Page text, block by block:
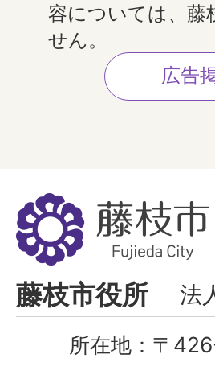
容については、藤
せん。
広告
藤
枝
市
Fujieda
City
藤枝市役所 法
所在地： 〒